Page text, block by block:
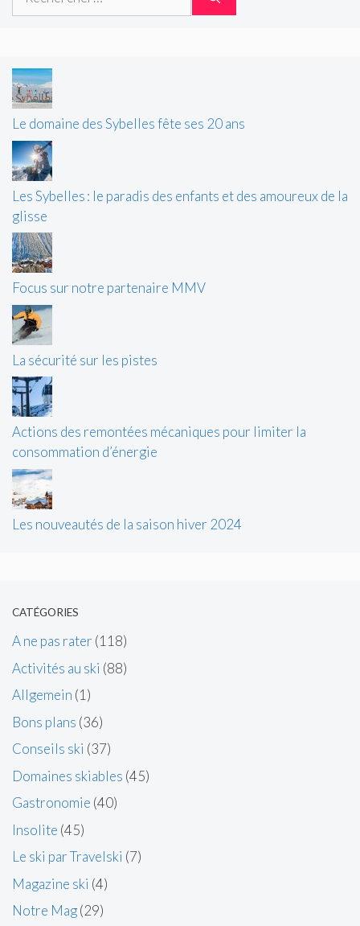
Le domaine des Sybelles fête ses 20 ans
Les Sybelles : le paradis des enfants et des amoureux de la
glisse
Focus sur notre partenaire MMV
La sécurité sur les pistes
Actions des remontées mécaniques pour limiter la
consommation d’énergie
Les nouveautés de la saison hiver 2024
CATÉGORIES
A ne pas rater (118)
Activités au ski (88)
Allgemein (1)
Bons plans (36)
Conseils ski (37)
Domaines skiables (45)
Gastronomie (40)
Insolite (45)
Le ski par Travelski (7)
Magazine ski (4)
Notre Mag(29)